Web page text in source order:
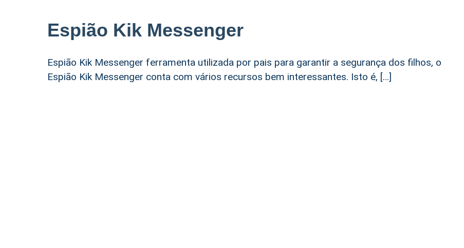
Espião Kik Messenger
Espião Kik Messenger ferramenta utilizada por pais para garantir a segurança dos filhos, o
Espião Kik Messenger conta com vários recursos bem interessantes. Isto é, […]